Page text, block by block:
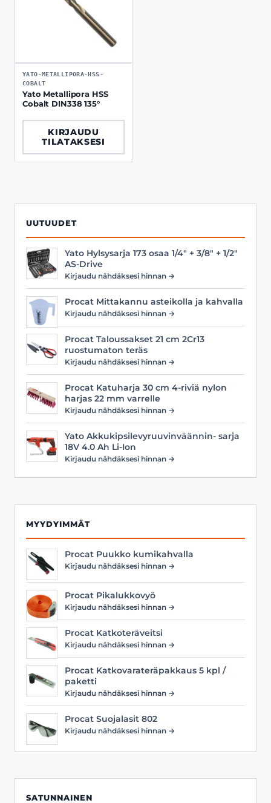
UUTUUDET
Yato Hylsysarja 173 osaa 1/4" + 3/8" + 1/2"
AS-Drive
Kirjaudu nähdäksesi hinnan →
Procat Mittakannu asteikolla ja kahvalla
Kirjaudu nähdäksesi hinnan →
Procat Taloussakset 21 cm 2Cr13
ruostumaton teräs
Kirjaudu nähdäksesi hinnan →
Procat Katuharja 30 cm 4-riviä nylon
harjas 22 mm varrelle
Kirjaudu nähdäksesi hinnan →
Yato Akkukipsilevyruuvinväännin- sarja
18V 4.0 Ah Li-Ion
Kirjaudu nähdäksesi hinnan →
MYYDYIMMÄT
Procat Puukko kumikahvalla
Kirjaudu nähdäksesi hinnan →
Procat Pikalukkovyö
Kirjaudu nähdäksesi hinnan →
Procat Katkoteräveitsi
Kirjaudu nähdäksesi hinnan →
Procat Katkovarateräpakkaus 5 kpl /
paketti
Kirjaudu nähdäksesi hinnan →
Procat Suojalasit 802
Kirjaudu nähdäksesi hinnan →
SATUNNAINEN
YATO-METALLIPORA-HSS-
COBALT
Yato Metallipora HSS
Cobalt DIN338 135°
KIRJAUDU
TILATAKSESI